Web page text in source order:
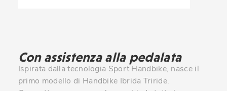
Con assistenza alla pedalata
Ispirata dalla tecnologia Sport Handbike, nasce il
primo modello di Handbike Ibrida Triride.